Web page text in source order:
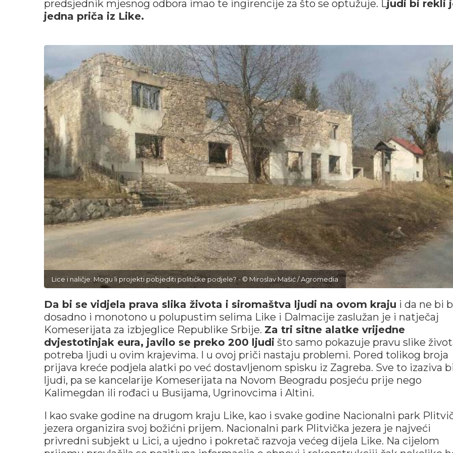
predsjednik mjesnog odbora imao te ingirencije za što se optužuje. Ljudi bi rekli
jedna priča iz Like.
Lice i naličje: Mogu li projekti pobjediti političke podjele? - © Miroslav Mašić / Agromedia
Da bi se vidjela prava slika života i siromaštva ljudi na ovom kraju i da ne bi
dosadno i monotono u polupustim selima Like i Dalmacije zaslužan je i natječaj
Komeserijata za izbjeglice Republike Srbije. Za tri sitne alatke vrijedne
dvjestotinjak eura, javilo se preko 200 ljudi što samo pokazuje pravu slike
potreba ljudi u ovim krajevima. I u ovoj priči nastaju problemi. Pored tolikog broja
prijava kreće podjela alatki po već dostavljenom spisku iz Zagreba. Sve to izaziva
ljudi, pa se kancelarije Komeserijata na Novom Beogradu posjeću prije nego
Kalimegdan ili rođaci u Busijama, Ugrinovcima i Altini.
I kao svake godine na drugom kraju Like, kao i svake godine Nacionalni park
jezera organizira svoj božićni prijem. Nacionalni park Plitvička jezera je najveći
privredni subjekt u Lici, a ujedno i pokretač razvoja većeg dijela Like. Na cijelom